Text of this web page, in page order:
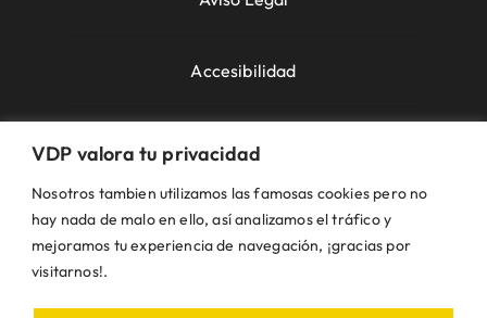
VDP valora tu privacidad
Nosotros tambien utilizamos las famosas cookies pero no
hay nada de malo en ello, así analizamos el tráfico y
mejoramos tu experiencia de navegación, ¡gracias por
visitarnos!.
Accesibilidad
Política de Privacidad
Uso de la Web